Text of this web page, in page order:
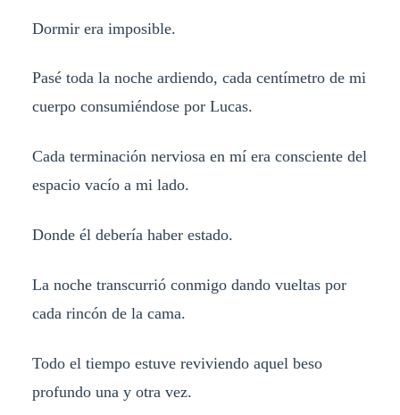
Dormir era imposible.
Pasé toda la noche ardiendo, cada centímetro de mi
cuerpo consumiéndose por Lucas.
Cada terminación nerviosa en mí era consciente del
espacio vacío a mi lado.
Donde él debería haber estado.
La noche transcurrió conmigo dando vueltas por
cada rincón de la cama.
Todo el tiempo estuve reviviendo aquel beso
profundo una y otra vez.